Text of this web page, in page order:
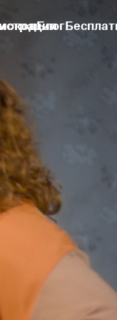
Блог